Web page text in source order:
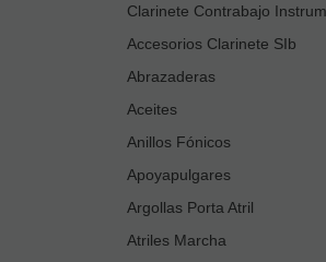
Clarinete Contrabajo
Accesorios Clarinete SIb
Abrazaderas
Aceites
Anillos Fónicos
Apoyapulgares
Argollas Porta Atril
Atriles Marcha